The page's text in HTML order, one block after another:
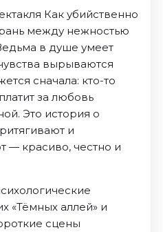
Как убийственно
между нежностью
в душе умеет
вырываются
сначала: кто-то
за любовь
Это история о
и
— красиво, честно и
«Тёмных аллей» и
сцены